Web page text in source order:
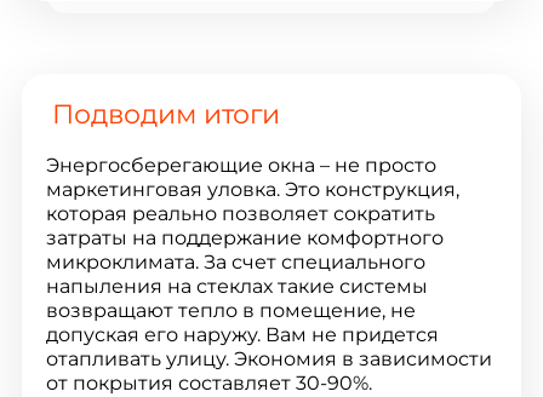
Подводим итоги
Энергосберегающие окна – не просто
маркетинговая уловка. Это конструкция,
которая реально позволяет сократить
затраты на поддержание комфортного
микроклимата. За счет специального
напыления на стеклах такие системы
возвращают тепло в помещение, не
допуская его наружу. Вам не придется
отапливать улицу. Экономия в зависимости
от покрытия составляет 30-90%.